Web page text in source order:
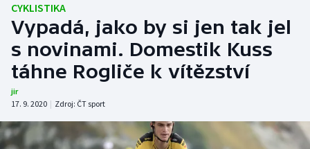
Cyklistika
DALŠÍ SPORTY
Americký fotbal
Baseball a softbal
NEPŘEHLÉDNĚTE
Soutěže
CYKLISTIKA
Vypadá, jako by si jen tak jel
s novinami. Domestik Kuss
táhne Rogliče k vítězství
jir
17. 9. 2020 | Zdroj: ČT sport